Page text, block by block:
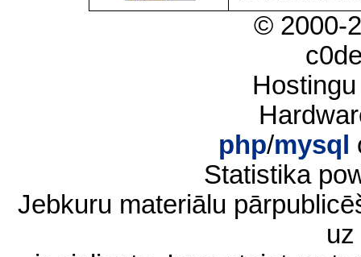
© 2000-
php/mysql
Statistika
Jebkuru materiālu